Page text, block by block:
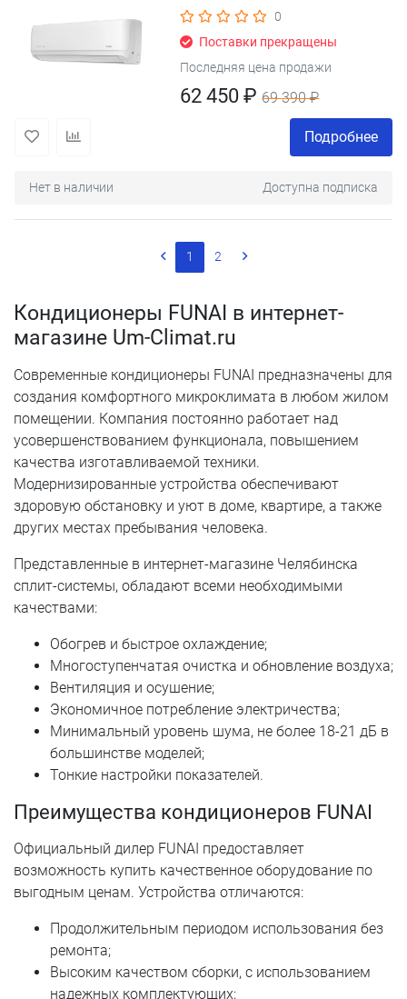
0
Поставки прекращены
Последняя цена продажи
62 450 ₽69 390 ₽
Подробнее
Нет в наличии Доступна подписка
1 2
Кондиционеры FUNAI в интернет-
магазине Um-Climat.ru
Современные кондиционеры FUNAI предназначены для
создания комфортного микроклимата в любом жилом
помещении. Компания постоянно работает над
усовершенствованием функционала, повышением
качества изготавливаемой техники.
Модернизированные устройства обеспечивают
здоровую обстановку и уют в доме, квартире, а также
других местах пребывания человека.
Представленные в интернет-магазине Челябинска
сплит-системы, обладают всеми необходимыми
качествами:
Обогрев и быстрое охлаждение;
Многоступенчатая очистка и обновление воздуха;
Вентиляция и осушение;
Экономичное потребление электричества;
Минимальный уровень шума, не более 18-21 дБ в
большинстве моделей;
Тонкие настройки показателей.
Преимущества кондиционеров FUNAI
Официальный дилер FUNAI предоставляет
возможность купить качественное оборудование по
выгодным ценам. Устройства отличаются:
Продолжительным периодом использования без
ремонта;
Высоким качеством сборки, с использованием
надежных комплектующих;